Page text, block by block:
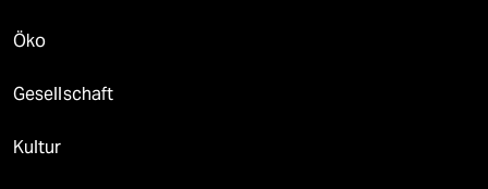
Öko
Gesellschaft
Kultur